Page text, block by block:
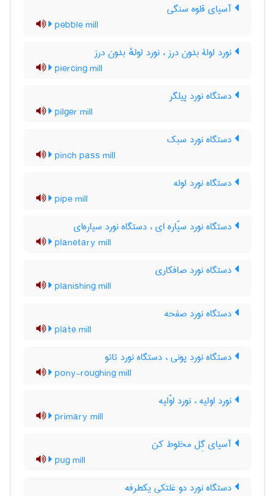
آسیای قلوه سنگی
pebble mill
نورد لولۀ بدون درز ، نورد لولهٔ بدون درز
piercing mill
دستگاه نورد پیلگر
pilger mill
دستگاه نورد سبک
pinch pass mill
دستگاه نورد لوله
pipe mill
دستگاه نورد سیّاره ای ، دستگاه نورد سیاره‌ای
planetary mill
دستگاه نورد صافکاری
planishing mill
دستگاه نورد صفحه
plate mill
دستگاه نورد پونی ، دستگاه نورد تاتو
pony-roughing mill
نورد اولیه ، نورد اوّلیه
primary mill
آسیای گِل مخلوط کن
pug mill
دستگاه نورد دو غلتکی یکطرفه